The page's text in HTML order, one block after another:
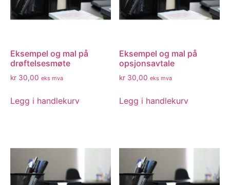
Eksempel og mal på
drøftelsesmøte
kr 30,00 eks mva
Legg i handlekurv
Eksempel og mal på
opsjonsavtale
kr 30,00 eks mva
Legg i handlekurv